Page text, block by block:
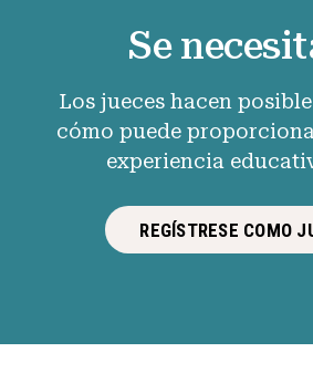
Se
Los jueces hacen
cómo puede
experiencia
REGÍSTRESE COMO